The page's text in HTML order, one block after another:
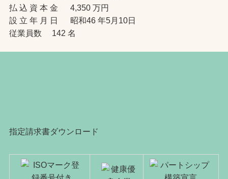
払 込 資 本 金 4,350 万円
設 立 年 月 日 昭和46 年5月10日
従業員数 142 名
指定請求書ダウンロード